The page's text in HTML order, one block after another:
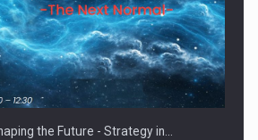
Future of Protein Demand
the Future - Strategy in…